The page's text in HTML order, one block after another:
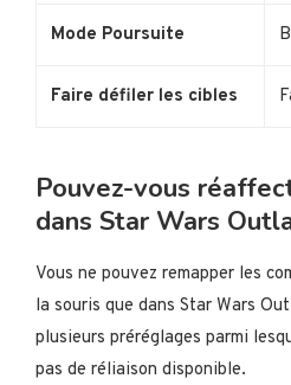
Mode Poursuite
Faire défiler les cibles
Pouvez-vous
dans Star Wars
Vous ne pouvez remapper les
la souris que dans Star Wars
plusieurs préréglages parmi
pas de réliaison disponible.